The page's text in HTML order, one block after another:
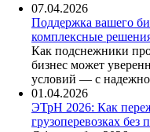
07.04.2026
Поддержка вашего
комплексные
Как подснежники
бизнес может
условий — с
01.04.2026
ЭТрН 2026: Как
грузоперевозках без